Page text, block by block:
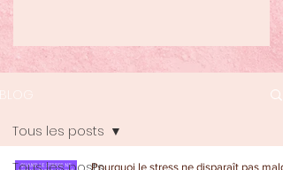
BLOG
Tous les posts
Pourquoi le stress ne disparaît pas